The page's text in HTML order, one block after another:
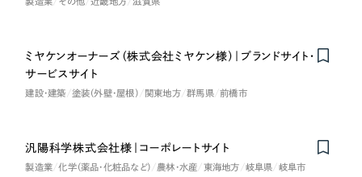
ミヤケンオーナーズ（株式会社ミヤケン様）｜ブランドサイト・
サービスサイト
建設・建築 塗装（外壁・屋根） 関東地方 群馬県 前橋市
汎陽科学株式会社様｜コーポレートサイト
製造業 化学（薬品・化粧品など） 農林・水産 東海地方 岐阜県 岐阜市